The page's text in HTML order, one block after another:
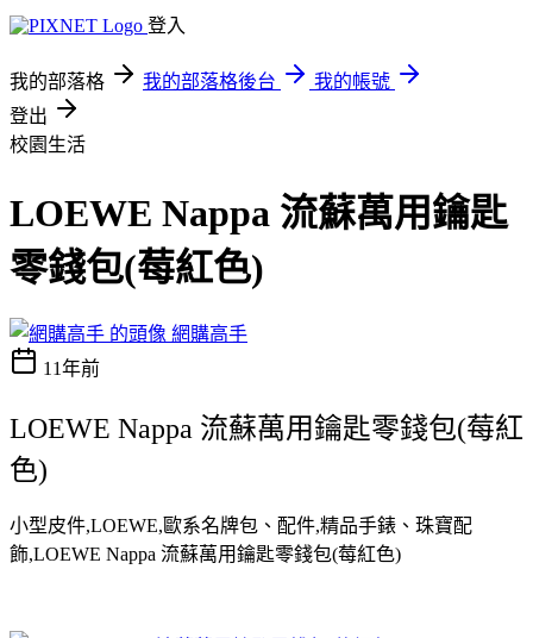
登入
我的部落格 我的部落格後台
我的帳號
登出
校園生活
LOEWE Nappa 流蘇萬用鑰匙
零錢包(莓紅色)
網購高手
11年前
LOEWE Nappa 流蘇萬用鑰匙零錢包(莓紅
色)
小型皮件,LOEWE,歐系名牌包、配件,精品手錶、珠寶配
飾,LOEWE Nappa 流蘇萬用鑰匙零錢包(莓紅色)